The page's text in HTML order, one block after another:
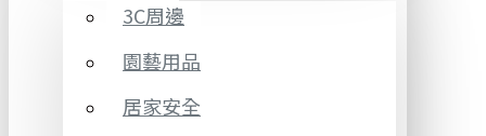
3C周邊
園藝用品
居家安全